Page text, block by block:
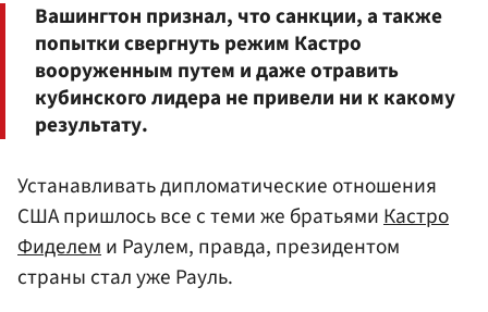
Вашингтон признал, что санкции, а также
попытки свергнуть режим Кастро
вооруженным путем и даже отравить
кубинского лидера не привели ни к какому
результату.
Устанавливать дипломатические отношения
США пришлось все с теми же братьямиКастро
Фиделеми Раулем, правда, президентом
страны стал уже Рауль.